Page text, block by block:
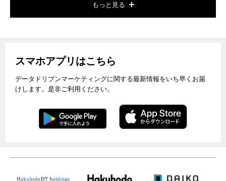
もっと見る
スマホアプリはこちら
データドリブンマーケティングに関する最新情報をいち早くお届
けします。是非ご利用ください。